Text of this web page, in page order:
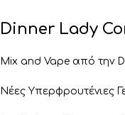
Dinner Lady
Mix and Vape από την
Nέες Υπερφρουτένιες